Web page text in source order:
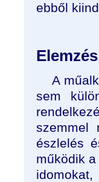
ebből
A
sem
észlelés
működik